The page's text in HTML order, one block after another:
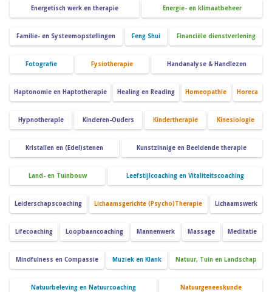
Energetisch werk en therapie Energie- en klimaatbeheer
Familie- en Systeemopstellingen Feng Shui Financiële dienstverlening
Fotografie Fysiotherapie Handanalyse & Handlezen
Haptonomie en Haptotherapie Healing en Reading Homeopathie Horeca
Hypnotherapie Kinderen-Ouders Kindertherapie Kinesiologie
Kristallen en (Edel)stenen Kunstzinnige en Beeldende therapie
Land- en Tuinbouw Leefstijlcoaching en Vitaliteitscoaching
Leiderschapscoaching Lichaamsgerichte (Psycho)Therapie Lichaamswerk
Lifecoaching Loopbaancoaching Mannenwerk Massage Meditatie
Mindfulness en Compassie Muziek en Klank Natuur, Tuin en Landschap
Natuurbeleving en Natuurcoaching Natuurgeneeskunde